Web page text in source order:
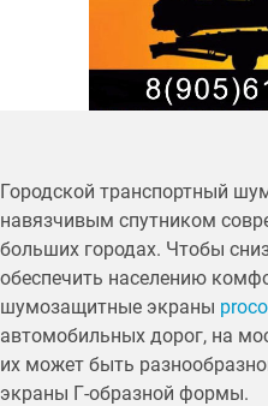
Городской транспортный
навязчивым спутником
больших городах. Чтобы
обеспечить населению
шумозащитные экраны
автомобильных дорог, на
их может быть
экраны Г-образной формы.